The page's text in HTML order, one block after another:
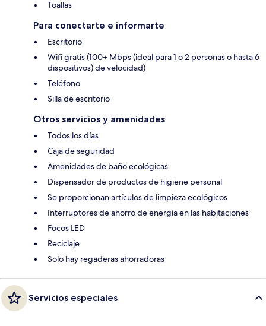
Toallas
Para conectarte e informarte
Escritorio
Wifi gratis (100+ Mbps (ideal para 1 o 2 personas o hasta 6
dispositivos) de velocidad)
Teléfono
Silla de escritorio
Otros servicios y amenidades
Todos los días
Caja de seguridad
Amenidades de baño ecológicas
Dispensador de productos de higiene personal
Se proporcionan artículos de limpieza ecológicos
Interruptores de ahorro de energía en las habitaciones
Focos LED
Reciclaje
Solo hay regaderas ahorradoras
Servicios especiales